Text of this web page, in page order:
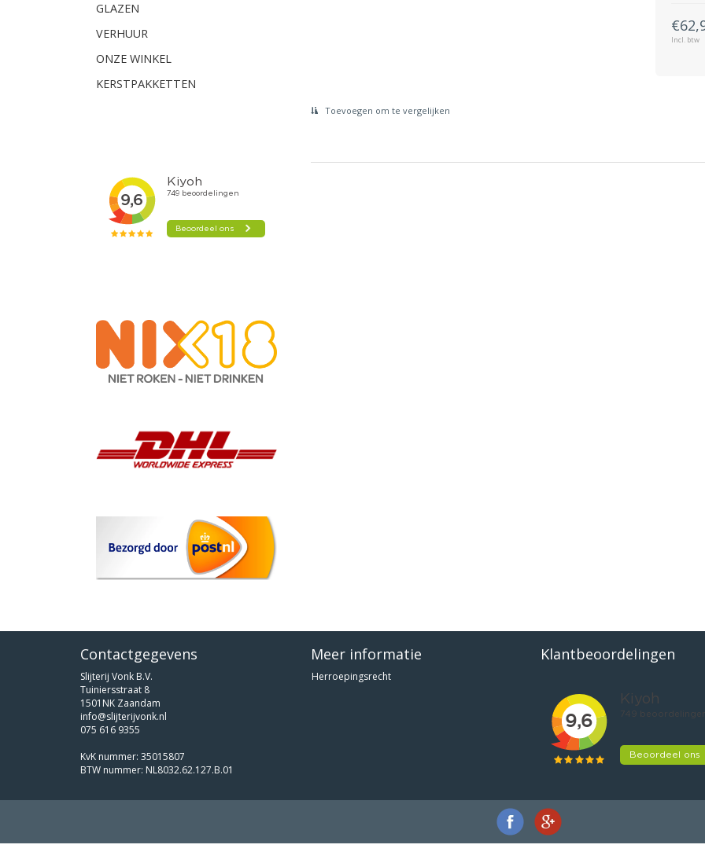
GLAZEN
VERHUUR
ONZE WINKEL
KERSTPAKKETTEN
Incl. btw
Toevoegen om te vergelijken
Contactgegevens
Slijterij Vonk B.V.
Tuiniersstraat 8
1501NK Zaandam
info@slijterijvonk.nl
075 616 9355
KvK nummer: 35015807
BTW nummer: NL8032.62.127.B.01
Meer informatie
Herroepingsrecht
Klantbeoordelingen